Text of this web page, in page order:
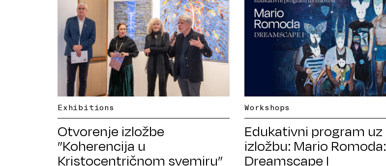
Exhibitions
Otvorenje izložbe
”Koherencija u
Kristocentričnom svemiru”
Workshops
Edukativni program uz
izložbu: Mario Romoda:
Dreamscape I